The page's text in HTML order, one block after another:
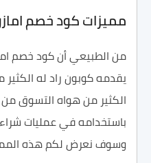
مميزات كود خصم
يقدمه كوبون راد له
الكثير من هواه التسوق من
باستخدامه في عمليات
وسوف نعرض لكم هذه